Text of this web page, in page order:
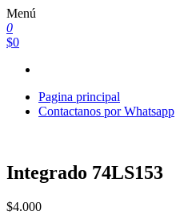
Saltar
al
contenido
Menú
0
$0
Pagina principal
Contactanos por Whatsapp
Integrado 74LS153
$4.000